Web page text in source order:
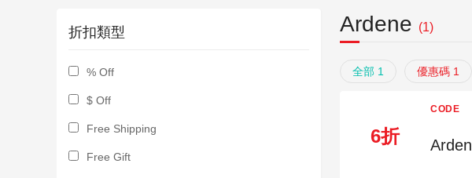
Ardene (1)
全部 1 優惠碼 1
6折
CODE
折扣類型
% Off
$ Off
Free Shipping
Free Gift